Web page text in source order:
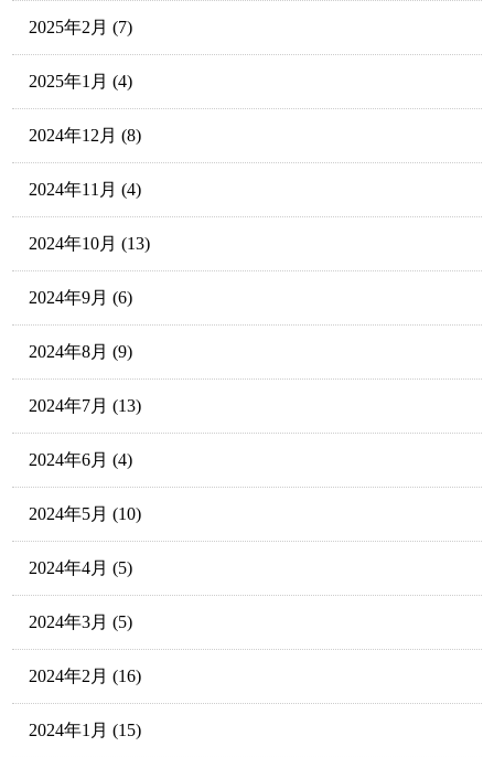
2025年2月 (7)
2025年1月 (4)
2024年12月 (8)
2024年11月 (4)
2024年10月 (13)
2024年9月 (6)
2024年8月 (9)
2024年7月 (13)
2024年6月 (4)
2024年5月 (10)
2024年4月 (5)
2024年3月 (5)
2024年2月 (16)
2024年1月 (15)